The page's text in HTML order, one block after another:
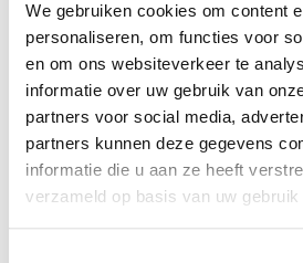
We gebruiken cookies om content
personaliseren, om functies voor
en om ons websiteverkeer te
informatie over uw gebruik van
partners voor social media,
partners kunnen deze gegevens
informatie die u aan ze heeft
verzameld op basis van uw
Internationale ervaring voor Blauw
Easter open.
AANMELDEN LID